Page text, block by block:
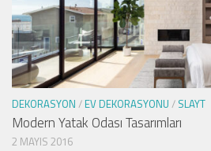
DEKORASYON / EV DEKORASYONU / SLAYT
Modern Yatak Odası Tasarımları
2 MAYIS 2016